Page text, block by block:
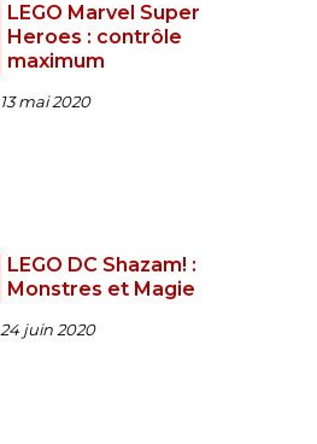
LEGO Marvel Super
Heroes : contrôle
maximum
13 mai 2020
LEGO DC Shazam! :
Monstres et Magie
24 juin 2020